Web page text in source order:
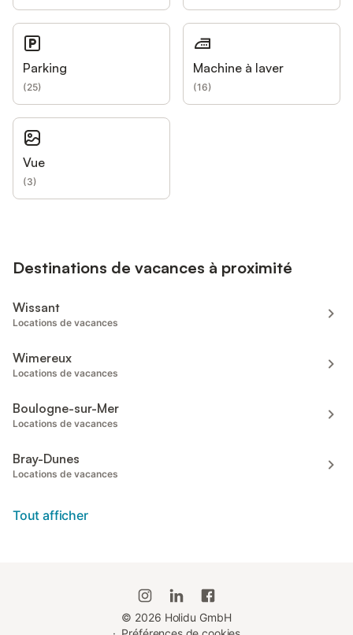
Parking
(25)
Machine à laver
(16)
Vue
(3)
Destinations de vacances à proximité
Wissant
Locations de vacances
Wimereux
Locations de vacances
Boulogne-sur-Mer
Locations de vacances
Bray-Dunes
Locations de vacances
Tout afficher
© 2026 Holidu GmbH